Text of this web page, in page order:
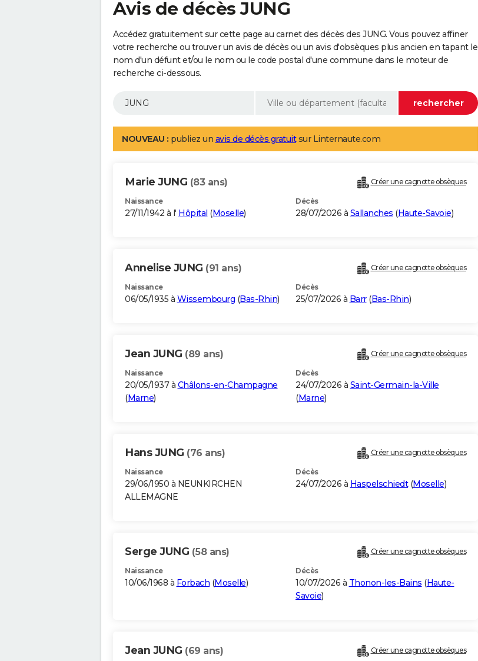
Avis de décès JUNG
Accédez gratuitement sur cette page au carnet des décès des JUNG. Vous pouvez affiner
votre recherche ou trouver un avis de décès ou un avis d'obsèques plus ancien en tapant le
nom d'un défunt et/ou le nom ou le code postal d'une commune dans le moteur de
recherche ci-dessous.
NOUVEAU : publiez un avis de décès gratuitsur Linternaute.com
Marie JUNG (83 ans) Créer une cagnotte obsèques
Naissance
27/11/1942 à l' Hôpital (Moselle)
Décès
28/07/2026 à Sallanches (Haute-Savoie)
Annelise JUNG (91 ans) Créer une cagnotte obsèques
Naissance
06/05/1935 à Wissembourg (Bas-Rhin)
Décès
25/07/2026 à Barr(Bas-Rhin)
Jean JUNG (89 ans) Créer une cagnotte obsèques
Naissance
20/05/1937 à Châlons-en-Champagne
(Marne)
Décès
24/07/2026 à Saint-Germain-la-Ville
(Marne)
Hans JUNG (76 ans) Créer une cagnotte obsèques
Naissance
29/06/1950 à NEUNKIRCHEN
ALLEMAGNE
Décès
24/07/2026 à Haspelschiedt(Moselle)
Serge JUNG (58 ans) Créer une cagnotte obsèques
Naissance
10/06/1968 à Forbach (Moselle)
Décès
10/07/2026 à Thonon-les-Bains (Haute-
Savoie)
Jean JUNG (69 ans) Créer une cagnotte obsèques